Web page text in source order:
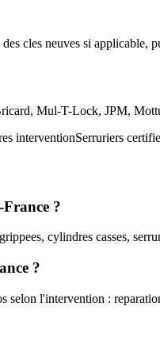
cles neuves si applicable,
Mul-T-Lock, JPM,
interventionSerruriers
France ?
cylindres casses,
?
selon l'intervention :